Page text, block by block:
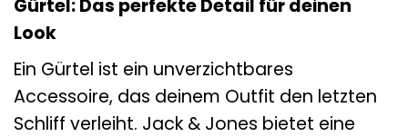
Gürtel: Das perfekte Detail für deinen
Look
Ein Gürtel ist ein unverzichtbares
Accessoire, das deinem Outfit den letzten
Schliff verleiht. Jack & Jones bietet eine